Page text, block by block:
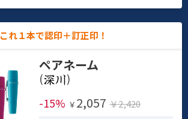
これ１本で認印＋訂正印！
ペアネーム
(
)
-15% ￥ 2,057 ￥2,420